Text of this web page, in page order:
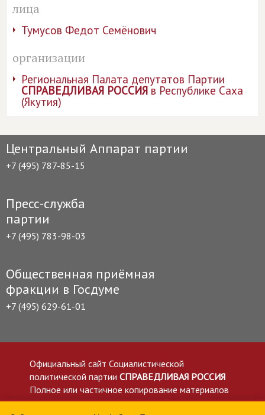
лица
Тумусов Федот Семёнович
организации
Региональная Палата депутатов Партии
СПРАВЕДЛИВАЯ РОССИЯв Республике Саха
(Якутия)
Центральный Аппарат партии
+7 (495) 787-85-15
Пресс-служба
партии
+7 (495) 783-98-03
Общественная приёмная
фракции в Госдуме
+7 (495) 629-61-01
Официальный сайт Социалистической
политической партии СПРАВЕДЛИВАЯ РОССИЯ
Полное или частичное копирование материалов
приветствуется со ссылкой на сайт spravedlivo.ru